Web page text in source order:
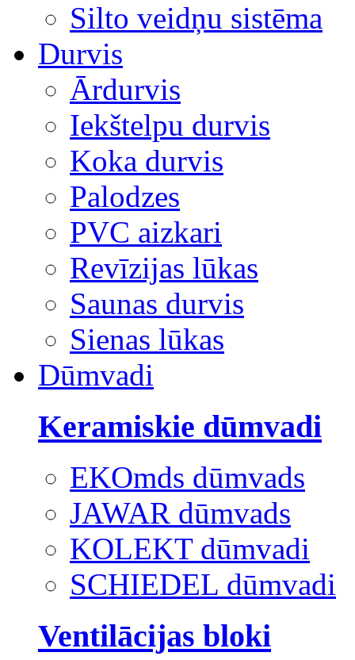
Silto veidņu sistēma
Durvis
Ārdurvis
Iekštelpu durvis
Koka durvis
Palodzes
PVC aizkari
Revīzijas lūkas
Saunas durvis
Sienas lūkas
Dūmvadi
Keramiskie dūmvadi
EKOmds dūmvads
JAWAR dūmvads
KOLEKT dūmvadi
SCHIEDEL dūmvadi
Ventilācijas bloki